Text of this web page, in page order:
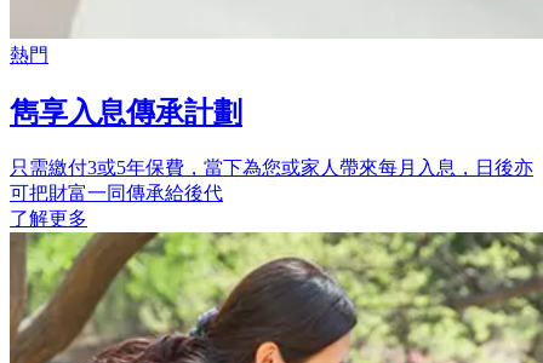
熱門
雋享入息傳承計劃
只需繳付3或5年保費，當下為您或家人帶來每月入息，日後亦
可把財富一同傳承給後代
了解更多